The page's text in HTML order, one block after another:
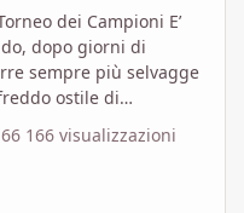
dei Campioni E’
dopo giorni di
sempre più selvagge
ostile di
nel tardo
166 visualizzazioni